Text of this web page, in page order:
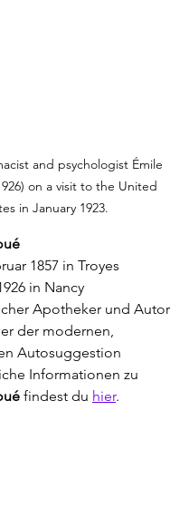
and psychologist Émile
on a visit to the United
in January 1923.
1857 in Troyes
in Nancy
Apotheker und Autor
der modernen,
Autosuggestion
Informationen zu
findest du hier.